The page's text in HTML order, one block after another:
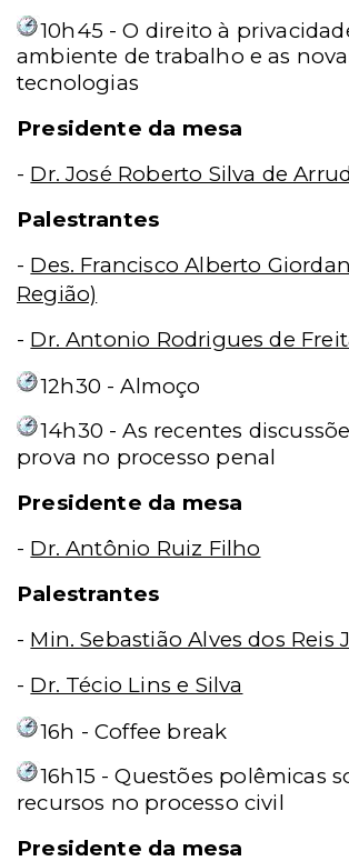
10h45 - O direito à
ambiente de trabalho e as
tecnologias
Presidente da mesa
- Dr. José Roberto Silva de
Palestrantes
- Des. Francisco Alberto
Região)
- Dr. Antonio Rodrigues de
12h30 - Almoço
14h30 - As recentes
prova no processo penal
Presidente da mesa
- Dr. Antônio Ruiz Filho
Palestrantes
- Min. Sebastião Alves dos Reis
- Dr. Técio Lins e Silva
16h - Coffee break
16h15 - Questões polêmicas
recursos no processo civil
Presidente da mesa